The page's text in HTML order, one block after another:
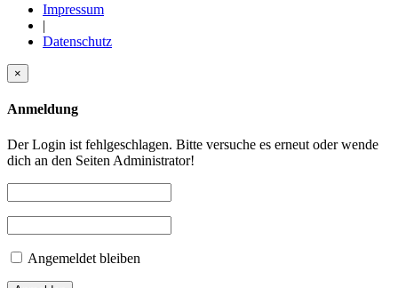
Impressum
|
Datenschutz
×
Anmeldung
Der Login ist fehlgeschlagen. Bitte versuche es erneut oder wende
dich an den Seiten Administrator!
Angemeldet bleiben